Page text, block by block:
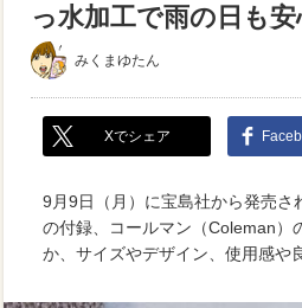
っ水加工で雨の日も安
みくまゆたん
Xでシェア
9月9日（月）に宝島社から発売
の付録、コールマン（Coleman）
か、サイズやデザイン、使用感や